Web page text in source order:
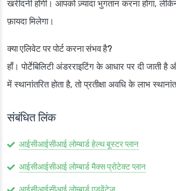
खरीदनी होंगी। आपको ज़्यादा भुगतान करना होगा,
फ़ायदा मिलेगा।
क्या एलिवेट पर पोर्ट करना संभव है?
हाँ। पोर्टेबिलिटी अंडरराइटिंग के आधार पर दी जाती
में स्थानांतरित होता है, तो प्रतीक्षा अवधि के लाभ
संबंधित लिंक
आईसीआईसीआई लोम्बार्ड हेल्थ बूस्टर प्लान
आईसीआईसीआई लोम्बार्ड मैक्स प्रोटेक्ट प्लान